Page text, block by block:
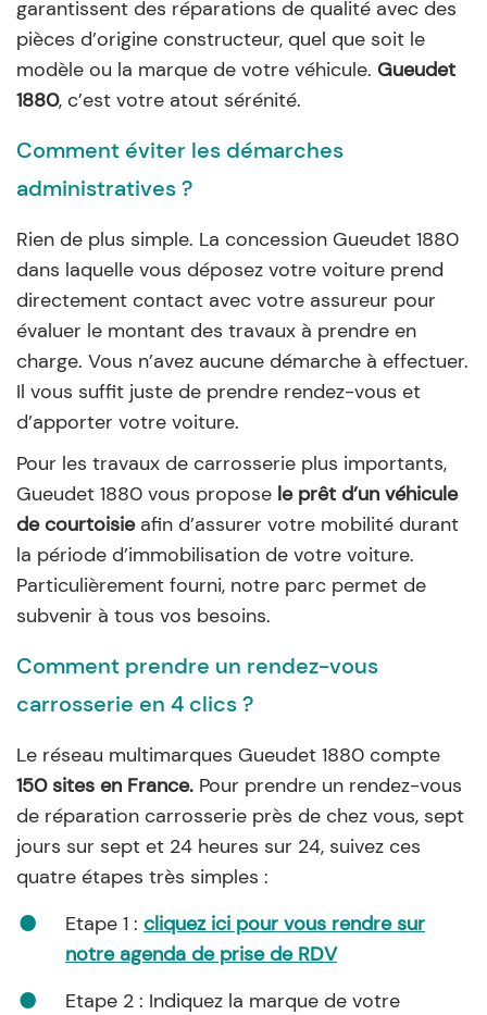
garantissent des réparations de qualité avec des
pièces d’origine constructeur, quel que soit le
modèle ou la marque de votre véhicule. Gueudet
1880, c’est votre atout sérénité.
Comment éviter les démarches
administratives ?
Rien de plus simple. La concession Gueudet 1880
dans laquelle vous déposez votre voiture prend
directement contact avec votre assureur pour
évaluer le montant des travaux à prendre en
charge. Vous n’avez aucune démarche à effectuer.
Il vous suffit juste de prendre rendez-vous et
d’apporter votre voiture.
Pour les travaux de carrosserie plus importants,
Gueudet 1880 vous propose le prêt d’un véhicule
de courtoisieafin d’assurer votre mobilité durant
la période d’immobilisation de votre voiture.
Particulièrement fourni, notre parc permet de
subvenir à tous vos besoins.
Comment prendre un rendez-vous
carrosserie en 4 clics ?
Le réseau multimarques Gueudet 1880 compte
150 sites en France. Pour prendre un rendez-vous
de réparation carrosserie près de chez vous, sept
jours sur sept et 24 heures sur 24, suivez ces
quatre étapes très simples :
Etape 1 : cliquez ici pour vous rendre sur
notre agenda de prise de RDV
Etape 2 : Indiquez la marque de votre